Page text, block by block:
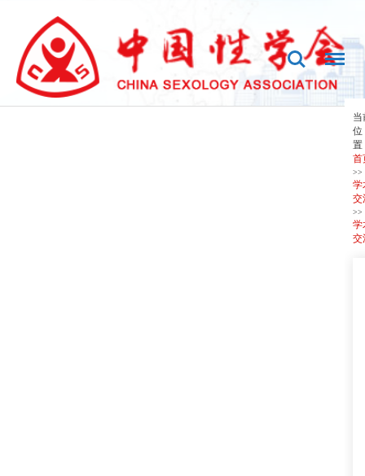
当
位
置
首
>>
学
交
>>
学
交